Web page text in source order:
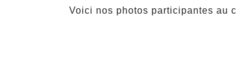
Voici nos photos participantes au